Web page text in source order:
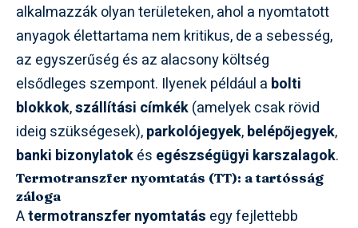
alkalmazzák olyan területeken, ahol a nyomtatott
anyagok élettartama nem kritikus, de a sebesség,
az egyszerűség és az alacsony költség
elsődleges szempont. Ilyenek például a bolti
blokkok,szállítási címkék(amelyek csak rövid
ideig szükségesek),parkolójegyek,belépőjegyek,
banki bizonylatokés egészségügyi karszalagok.
Termotranszfer nyomtatás (TT): a tartósság
záloga
Atermotranszfer nyomtatás egy fejlettebb